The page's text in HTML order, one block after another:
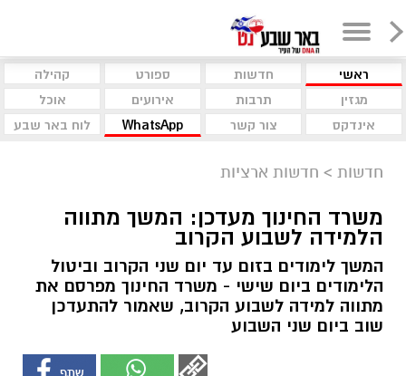
ראשי חדשות ספורט
קהילה
מגזין
תרבות אירועים
אוכל
אינדקס
צור קשר WhatsApp לוח באר שבע
חדשות > חדשות ארציות
משרד החינוך מעדכן: המשך מתווה
הלמידה לשבוע הקרוב
המשך לימודים בזום עד יום שני הקרוב וביטול
הלימודים ביום שישי - משרד החינוך מפרסם את
מתווה למידה לשבוע הקרוב, שאמור להתעדכן
שוב ביום שני השבוע